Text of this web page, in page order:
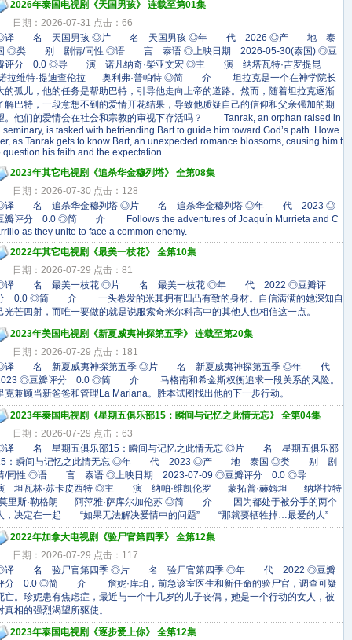
2026年泰国电视剧《天国男孩》 连载至第01集
日期：2026-07-31 点击：66
译 名 天国男孩 ◎片 名 天国男孩 ◎年 代 2026 ◎产 地 泰
◎类 别 剧情/同性 ◎语 言 泰语 ◎上映日期 2026-05-30(泰国) ◎豆
评分 0.0 ◎导 演 诺凡纳奇·柴亚文宏 ◎主 演 纳塔瓦特·吉罗提昆
拉维特·提迪查伦拉 奥利弗·普帕特 ◎简 介 坦拉克是一个在神学院长
的孤儿，他的任务是帮助巴特，引导他走向上帝的道路。然而，随着坦拉克逐渐
解巴特，一段意想不到的爱情开花结果，导致他质疑自己的信仰和父亲强加的期
。他们的爱情会在社会和宗教的审视下存活吗？ Tanrak, an orphan raised in
seminary, is tasked with befriending Bart to guide him toward God’s path. Howe
as Tanrak gets to know Bart, an unexpected romance blossoms, causing him t
question his faith and the expectation
2023年其它电视剧《追杀华金穆列塔》 全第08集
日期：2026-07-30 点击：128
译 名 追杀华金穆列塔 ◎片 名 追杀华金穆列塔 ◎年 代 2023 ◎
瓣评分 0.0 ◎简 介 Follows the adventures of Joaquín Murrieta and C
as they unite to face a common enemy.
2022年其它电视剧《最美一枝花》 全第10集
日期：2026-07-29 点击：81
译 名 最美一枝花 ◎片 名 最美一枝花 ◎年 代 2022 ◎豆瓣评
0.0 ◎简 介 一头卷发的米其拥有凹凸有致的身材。自信满满的她深知自
光芒四射，而唯一要做的就是说服索奇米尔科高中的其他人也相信这一点。
2023年美国电视剧《新夏威夷神探第五季》 连载至第20集
日期：2026-07-29 点击：181
译 名 新夏威夷神探第五季 ◎片 名 新夏威夷神探第五季 ◎年 代
◎豆瓣评分 0.0 ◎简 介 马格南和希金斯权衡追求一段关系的风险。
克兼顾当新爸爸和管理La Mariana。胜本试图找出他的下一步行动。
2023年泰国电视剧《星期五俱乐部15：瞬间与记忆之此情无忘》 全第04集
日期：2026-07-29 点击：63
名 星期五俱乐部15：瞬间与记忆之此情无忘 ◎片 名 星期五俱乐部
：瞬间与记忆之此情无忘 ◎年 代 2023 ◎产 地 泰国 ◎类 别 剧
/同性 ◎语 言 泰语 ◎上映日期 2023-07-09 ◎豆瓣评分 0.0 ◎导
坦瓦林·苏卡皮西特 ◎主 演 纳帕·维凯伦罗 蒙拓普·赫姆坦 纳塔拉特
里斯·勒格朗 阿萍雅·萨库尔加伦苏 ◎简 介 因为都处于被分手的两个
，决定在一起 “如果无法解决爱情中的问题” “那就要牺牲掉…最爱的人”
2022年加拿大电视剧《验尸官第四季》 全第12集
日期：2026-07-29 点击：117
译 名 验尸官第四季 ◎片 名 验尸官第四季 ◎年 代 2022 ◎豆瓣
分 0.0 ◎简 介 詹妮·库珀，前急诊室医生和新任命的验尸官，调查可疑
亡。珍妮患有焦虑症，最近与一个十几岁的儿子丧偶，她是一个行动的女人，被
真相的强烈渴望所驱使。
2023年泰国电视剧《逐步爱上你》 全第12集